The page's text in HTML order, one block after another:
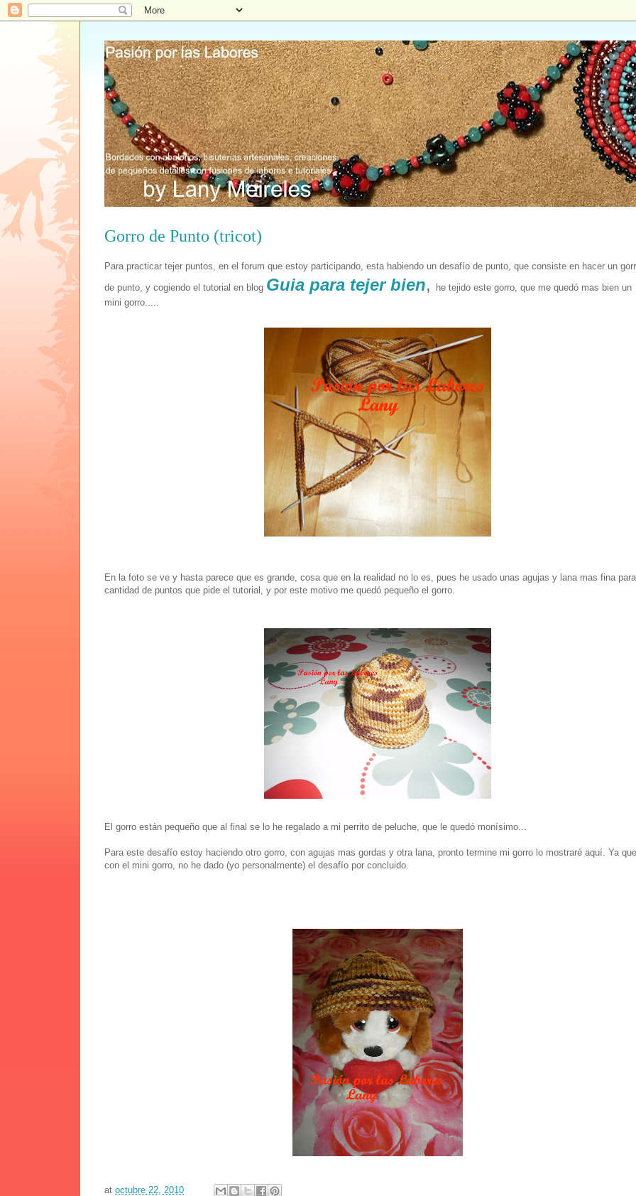
Gorro de Punto (tricot)
Para practicar tejer puntos, en el forum que estoy participando, esta habiendo un desafío de punto, que consiste en hacer un
de punto, y cogiendo el tutorial en blog Guia para tejer bien, he tejido este gorro, que me quedó mas bien un
mini gorro.....
En la foto se ve y hasta parece que es grande, cosa que en la realidad no lo es, pues he usado unas agujas y lana mas fina
cantidad de puntos que pide el tutorial, y por este motivo me quedó pequeño el gorro.
El gorro están pequeño que al final se lo he regalado a mi perrito de peluche, que le quedó monísimo...
Para este desafío estoy haciendo otro gorro, con agujas mas gordas y otra lana, pronto termine mi gorro lo mostraré aquí. Ya que
con el mini gorro, no he dado (yo personalmente) el desafío por concluido.
at octubre 22, 2010